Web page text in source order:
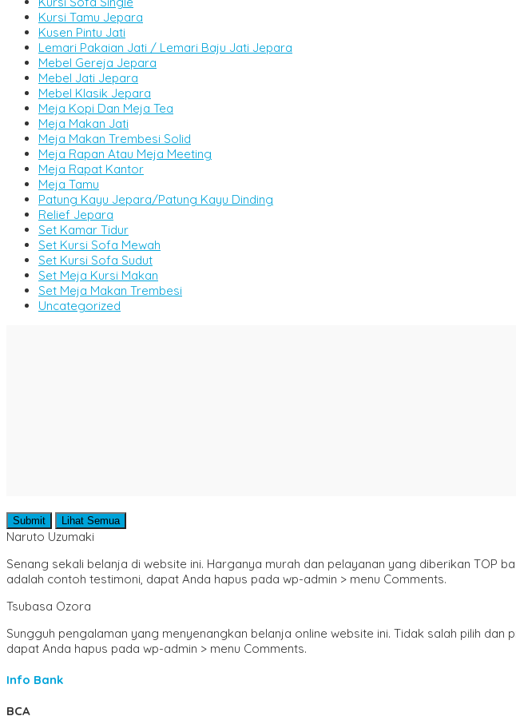
Kursi Tamu Jepara
Kusen Pintu Jati
Lemari Pakaian Jati / Lemari Baju Jati Jepara
Mebel Gereja Jepara
Mebel Jati Jepara
Mebel Klasik Jepara
Meja Kopi Dan Meja Tea
Meja Makan Jati
Meja Makan Trembesi Solid
Meja Rapan Atau Meja Meeting
Meja Rapat Kantor
Meja Tamu
Patung Kayu Jepara/Patung Kayu Dinding
Relief Jepara
Set Kamar Tidur
Set Kursi Sofa Mewah
Set Kursi Sofa Sudut
Set Meja Kursi Makan
Set Meja Makan Trembesi
Uncategorized
Submit Lihat Semua
Naruto Uzumaki
Senang sekali belanja di website ini. Harganya murah dan pelayanan yang diberikan TOP
adalah contoh testimoni, dapat Anda hapus pada wp-admin > menu Comments.
Tsubasa Ozora
Sungguh pengalaman yang menyenangkan belanja online website ini. Tidak salah pilih
dapat Anda hapus pada wp-admin > menu Comments.
Info Bank
BCA